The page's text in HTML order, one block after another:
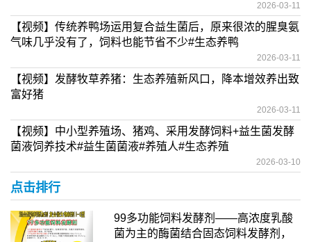
2026-03-11
【视频】传统养鸭场运用复合益生菌后，原来很浓的腥臭氨
气味几乎没有了，饲料也能节省不少#生态养鸭
2026-03-11
【视频】发酵牧草养猪：生态养殖新风口，降本增效养出致
富好猪
2026-03-11
【视频】中小型养殖场、猪鸡、采用发酵饲料+益生菌发酵
菌液饲养技术#益生菌菌液#养殖人#生态养殖
2026-03-10
点击排行
99多功能饲料发酵剂——高浓度乳酸
菌为主的酶菌结合固态饲料发酵剂，